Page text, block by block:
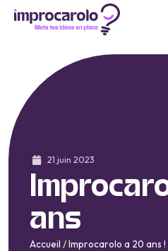
21 juin 2023
ans
Accueil /Improcarolo a 20 ans !